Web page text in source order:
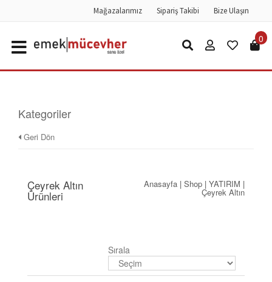
Mağazalarımız Sipariş Takibi Bize Ulaşın
0
Kategoriler
Geri Dön
Çeyrek Altın
Ürünleri
Anasayfa| Shop| YATIRIM |
Çeyrek Altın
Sırala